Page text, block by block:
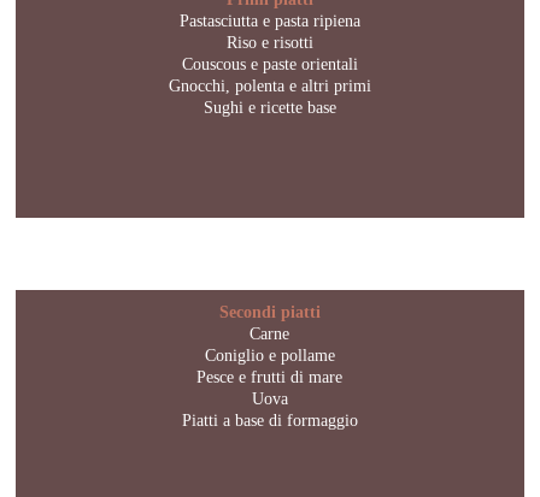
Pastasciutta e pasta ripiena
Riso e risotti
Couscous e paste orientali
Gnocchi, polenta e altri primi
Sughi e ricette base
Secondi piatti
Carne
Coniglio e pollame
Pesce e frutti di mare
Uova
Piatti a base di formaggio